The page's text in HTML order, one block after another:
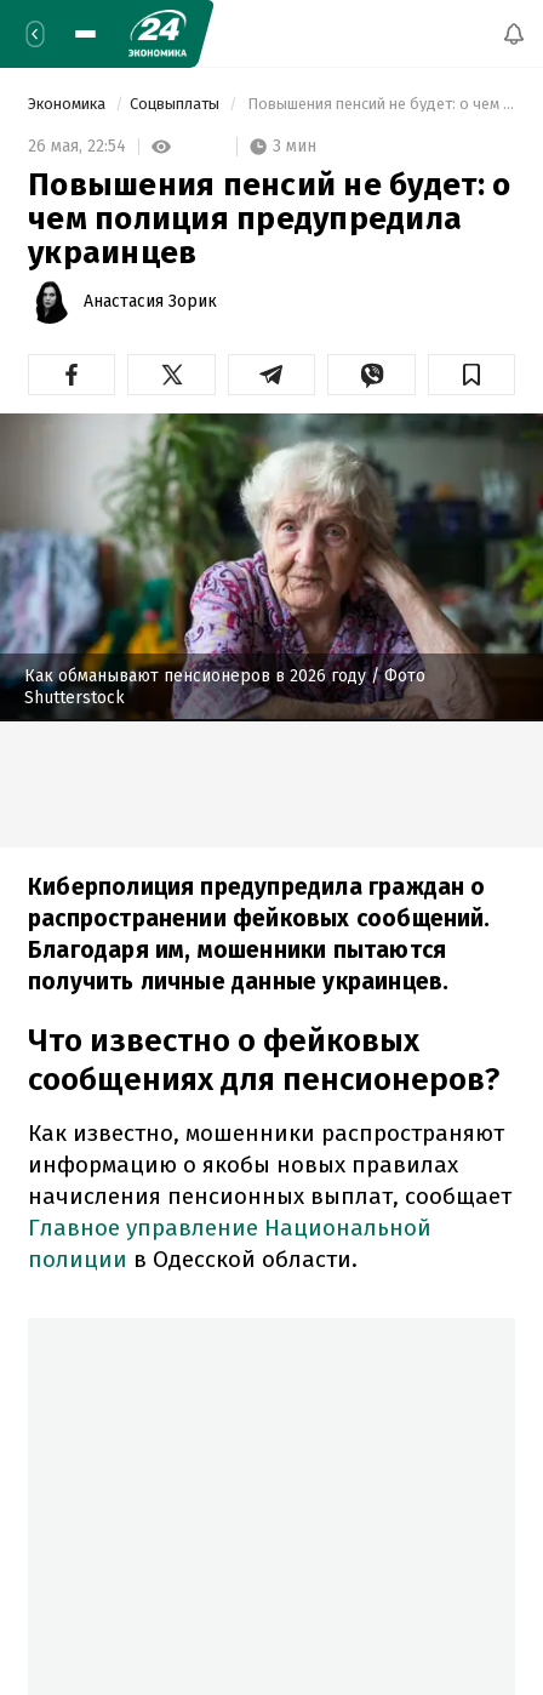
Экономика Соцвыплаты Повышения пенсий не будет: о чем полиция предупредила украинцев
26 мая, 22:54 3 мин
Повышения пенсий не будет: о
чем полиция предупредила
украинцев
Анастасия Зорик
Как обманывают пенсионеров в 2026 году/ Фото
Shutterstock
Киберполиция предупредила граждан о
распространении фейковых сообщений.
Благодаря им, мошенники пытаются
получить личные данные украинцев.
Что известно о фейковых
сообщениях для пенсионеров?
Как известно, мошенники распространяют
информацию о якобы новых правилах
начисления пенсионных выплат, сообщает
Главное управление Национальной
полиции в Одесской области.